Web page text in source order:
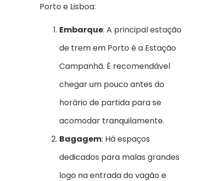
Porto e Lisboa:
Embarque: A principal estação
de trem em Porto é a Estação
Campanhã. É recomendável
chegar um pouco antes do
horário de partida para se
acomodar tranquilamente.
Bagagem: Há espaços
dedicados para malas grandes
logo na entrada do vagão e